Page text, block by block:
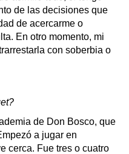
de las decisiones que
de acercarme o
En otro momento, mi
con soberbia o
de Don Bosco, que
a jugar en
cerca. Fue tres o cuatro